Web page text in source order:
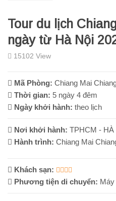
Tour du lịch
ngày từ Hà Nội
15102 View
Mã Phòng: Chiang Mai
Thời gian: 5 ngày 4 đêm
Ngày khởi hành: theo lịch
Nơi khởi hành: TPHCM - HÀ
Hành trình: Chiang Mai
Khách sạn:
Phương tiện di chuyển: